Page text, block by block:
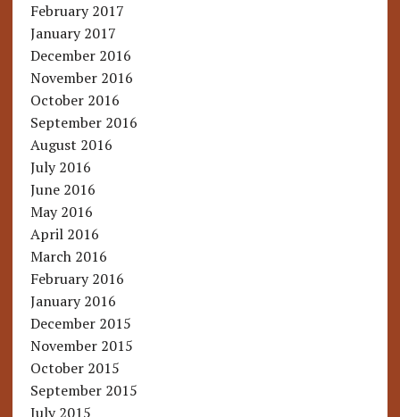
February 2017
January 2017
December 2016
November 2016
October 2016
September 2016
August 2016
July 2016
June 2016
May 2016
April 2016
March 2016
February 2016
January 2016
December 2015
November 2015
October 2015
September 2015
July 2015